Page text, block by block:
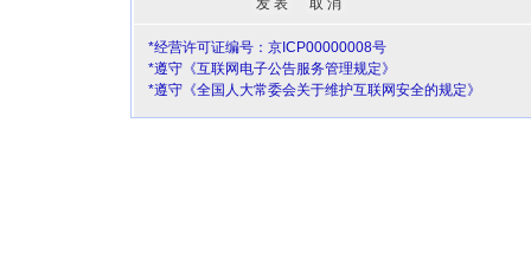
*经营许可证编号：京ICP00000008号
*遵守《互联网电子公告服务管理规定》
*遵守《全国人大常委会关于维护互联网安全的规定》